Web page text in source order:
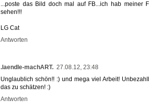
...poste das Bild doch mal auf FB...ich hab meiner
sehen!!!
LG Cat
Antworten
.laendle-machART. 27.08.12, 23:48
Unglaublich schön!! :) und mega viel Arbeit!
das zu schätzen! :)
Antworten